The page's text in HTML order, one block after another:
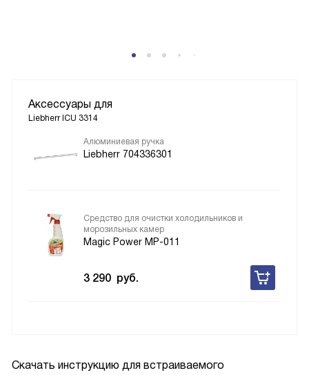
Скачать инструкцию для встраиваемого
Аксессуары для
Liebherr ICU 3314
Алюминиевая ручка
Liebherr 704336301
Средство для очистки холодильников и
морозильных камер
Magic Power MP-011
3 290 руб.